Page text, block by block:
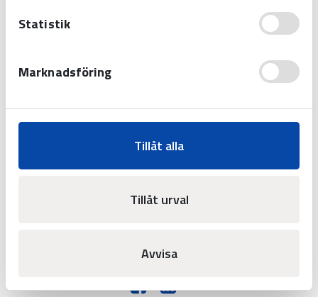
Statistik
Marknadsföring
Tillåt alla
Tillåt urval
Avvisa
Westerstrand Urfabrik AB
info@westerstrand.se